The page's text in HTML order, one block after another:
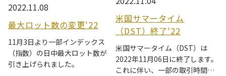
2022.11.08
最大ロット数の変更'22
11月3日より一部インデックス
（指数）の日中最大ロット数が
引き上げられました。
米国サマータイム
（DST）終了'22
米国サマータイム（DST）は
2022年11月06日に終了します。
これに伴い、一部の取引時間が